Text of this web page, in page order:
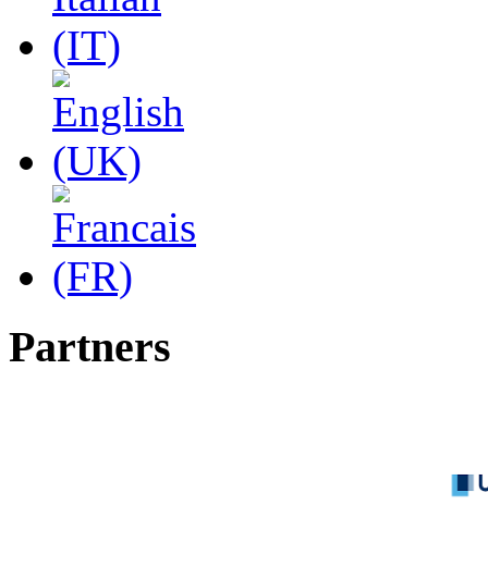
Partners